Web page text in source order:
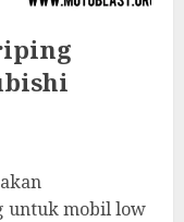
untuk mobil low